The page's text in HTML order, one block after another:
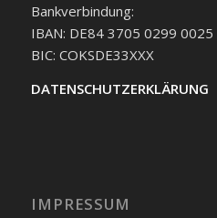
Bankverbindung:
IBAN: DE84 3705 0299
BIC: COKSDE33XXX
DATENSCHUTZERKLÄRUNG
IMPRESSUM